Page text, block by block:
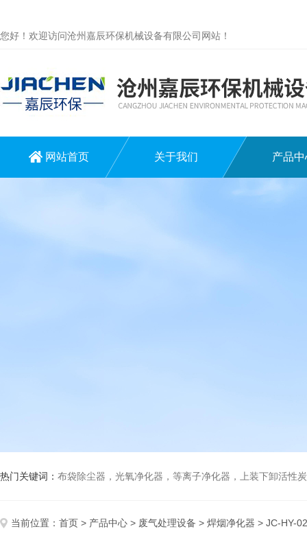
您好！欢迎访问沧州嘉辰环保机械设备有限公司网站！
网站首页 关于我们 产品中
热门关键词： 布袋除尘器，光氧净化器，等离子净化器，上装下卸活性炭吸附箱，打磨除尘
当前位置： 首页 > 产品中心 > 废气处理设备 > 焊烟净化器 > JC-HY-